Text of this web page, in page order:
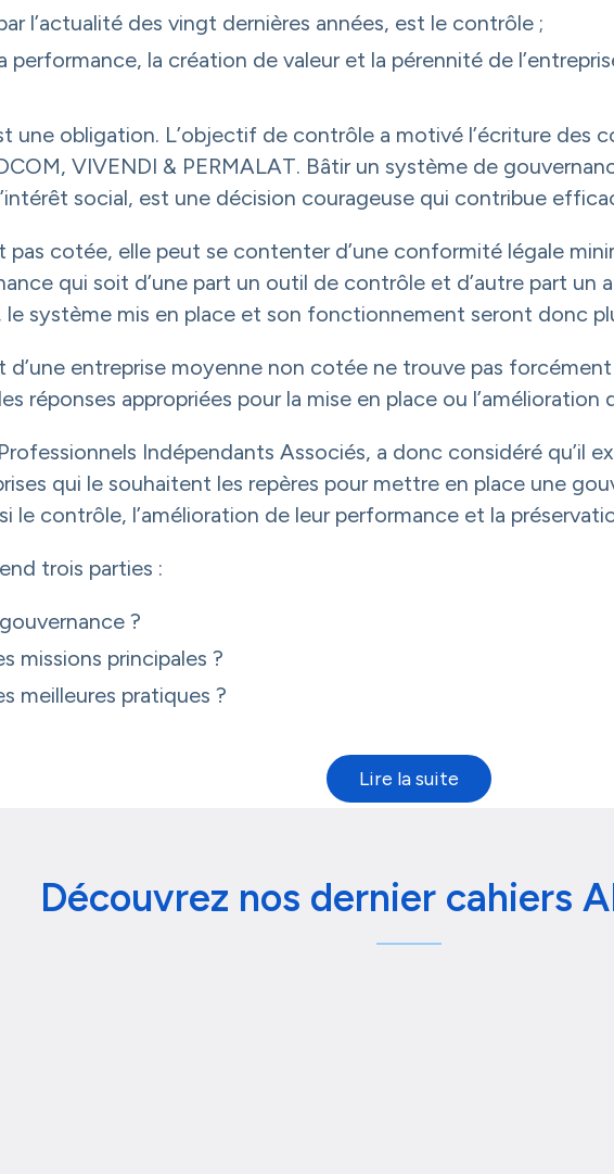
l’actualité des vingt dernières années, est le contrôle ;
performance, la création de valeur et la pérennité de
une obligation. L’objectif de contrôle a motivé l’écriture des
VIVENDI & PERMALAT. Bâtir un système de
social, est une décision courageuse qui contribue
pas cotée, elle peut se contenter d’une conformité légale
qui soit d’une part un outil de contrôle et d’autre part un
le système mis en place et son fonctionnement seront donc
d’une entreprise moyenne non cotée ne trouve pas
réponses appropriées pour la mise en place ou
Indépendants Associés, a donc considéré qu’il
qui le souhaitent les repères pour mettre en place une
le contrôle, l’amélioration de leur performance et la
trois parties :
?
missions principales ?
meilleures pratiques ?
Découvrez nos dernier cahiers